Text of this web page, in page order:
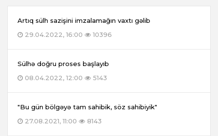
Artıq sülh sazişini imzalamağın vaxtı gəlib
29.04.2022, 16:00
10396
Sülhə doğru proses başlayıb
08.04.2022, 12:00
5143
"Bu gün bölgəyə tam sahibik, söz sahibiyik"
27.08.2021, 11:00
8143